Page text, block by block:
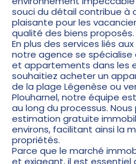
souci du détail contribue à
plaisante pour les
qualité des biens proposés.
En plus des services liés
notre agence se
et appartements dans les
souhaitiez acheter un
de la plage Légenèse ou
Plouharnel, notre équipe
au long du processus.
estimation gratuite
environs, facilitant ainsi la
propriétés.
Parce que le marché
et exigeant, il est essentiel